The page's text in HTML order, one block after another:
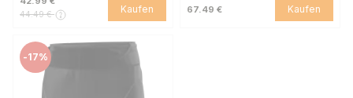
44.49 € Kaufen 67.49 € Kaufen
-17%